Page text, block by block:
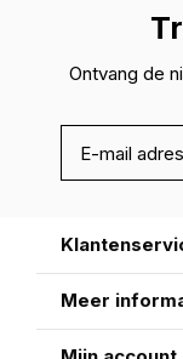
Ontvang de
Meer